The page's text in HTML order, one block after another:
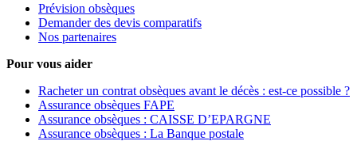
Prévision obsèques
Demander des devis comparatifs
Nos partenaires
Pour vous aider
Racheter un contrat obsèques avant le décès : est-ce possible ?
Assurance obsèques FAPE
Assurance obsèques : CAISSE D’EPARGNE
Assurance obsèques : La Banque postale